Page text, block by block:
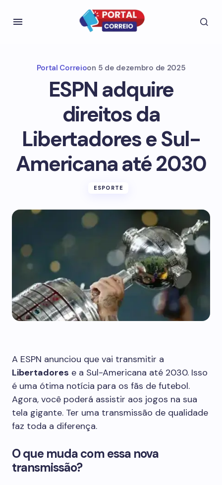
Portal Correioon 5 de dezembro de 2025
ESPN adquire
direitos da
Libertadores e Sul-
Americana até 2030
ESPORTE
A ESPN anunciou que vai transmitir a
Libertadores e a Sul-Americana até 2030. Isso
é uma ótima notícia para os fãs de futebol.
Agora, você poderá assistir aos jogos na sua
tela gigante. Ter uma transmissão de qualidade
faz toda a diferença.
O que muda com essa nova
transmissão?